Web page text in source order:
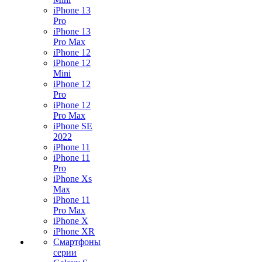
iPhone 13
Pro
iPhone 13
Pro Max
iPhone 12
iPhone 12
Mini
iPhone 12
Pro
iPhone 12
Pro Max
iPhone SE
2022
iPhone 11
iPhone 11
Pro
iPhone Xs
Max
iPhone 11
Pro Max
iPhone X
iPhone XR
Смартфоны
серии